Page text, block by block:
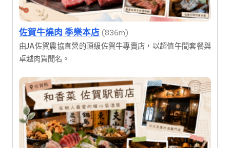
佐賀牛燒肉 季樂本店 (836m)
由JA佐賀農協直營的頂級佐賀牛專賣店，以超值午間套餐與
卓越肉質聞名。